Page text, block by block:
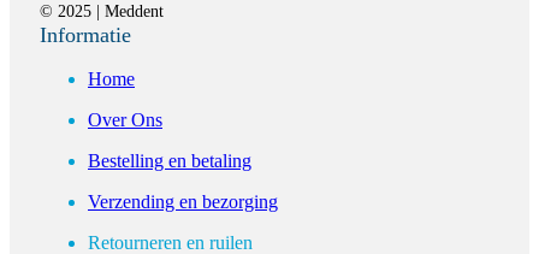
© 2025 | Meddent
Informatie
Home
Over Ons
Bestelling en betaling
Verzending en bezorging
Retourneren en ruilen